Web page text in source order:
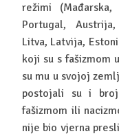
režimi (Mađarska,
Portugal,
Litva, Latvija,
koji su s
su mu u svojoj
postojali su i
fašizmom ili
nije bio vjerna